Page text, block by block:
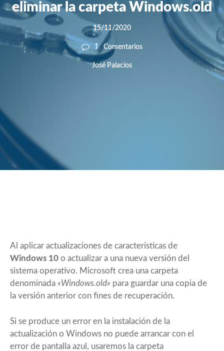
eliminar la carpeta Windows.old
15/11/2020
1 Comentarios
José Palacios
Al aplicar actualizaciones de características de
Windows 10 o actualizar a una nueva versión del
sistema operativo. Microsoft crea una carpeta
denominada «Windows.old» para guardar una copia de
la versión anterior con fines de recuperación.
Si se produce un error en la instalación de la
actualización o Windows no puede arrancar con el
error de pantalla azul, usaremos la carpeta